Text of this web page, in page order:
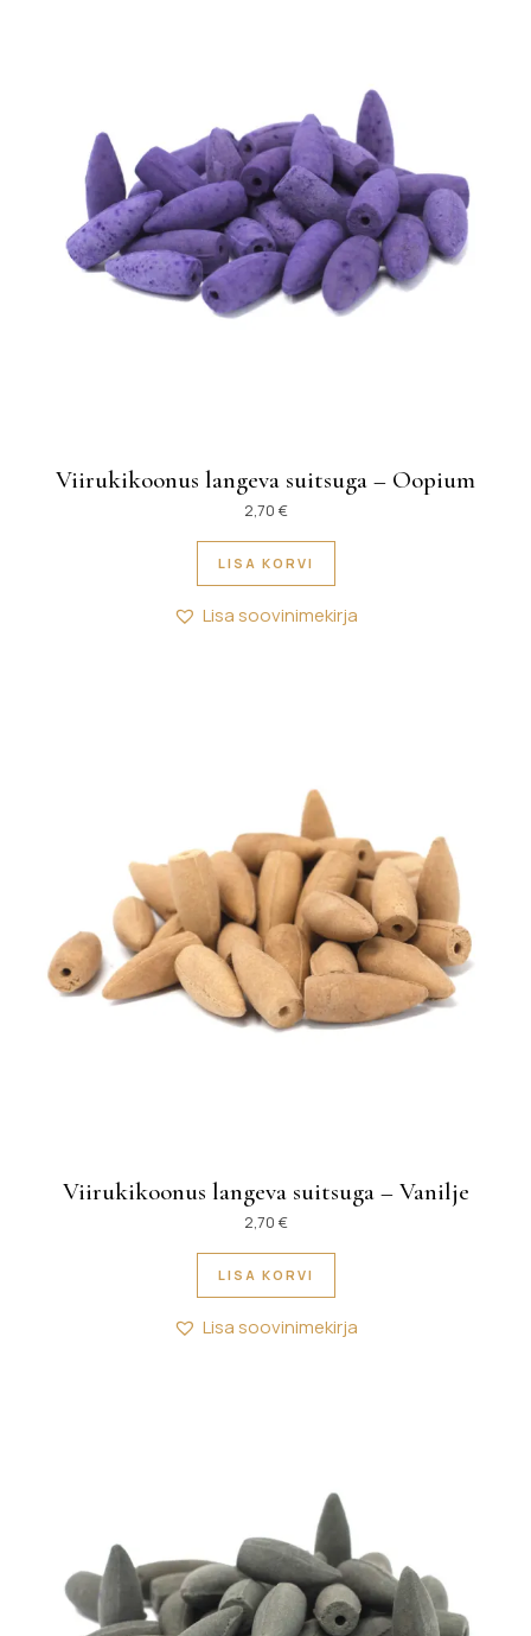
Viirukikoonus langeva suitsuga – Oopium
2,70 €
LISA KORVI
Lisa soovinimekirja
Viirukikoonus langeva suitsuga – Vanilje
2,70 €
LISA KORVI
Lisa soovinimekirja